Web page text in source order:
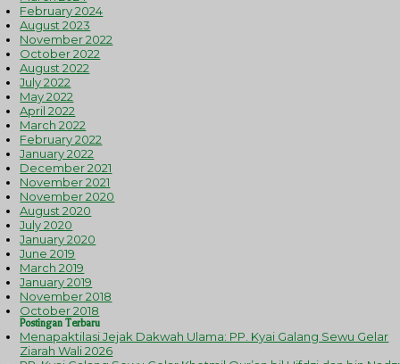
February 2024
August 2023
November 2022
October 2022
August 2022
July 2022
May 2022
April 2022
March 2022
February 2022
January 2022
December 2021
November 2021
November 2020
August 2020
July 2020
January 2020
June 2019
March 2019
January 2019
November 2018
October 2018
Postingan Terbaru
Menapaktilasi Jejak Dakwah Ulama: PP. Kyai Galang Sewu Gelar
Ziarah Wali 2026